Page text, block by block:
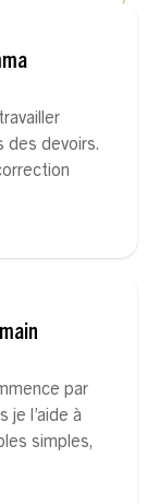
des devoirs.
par
je l’aide à
simples,